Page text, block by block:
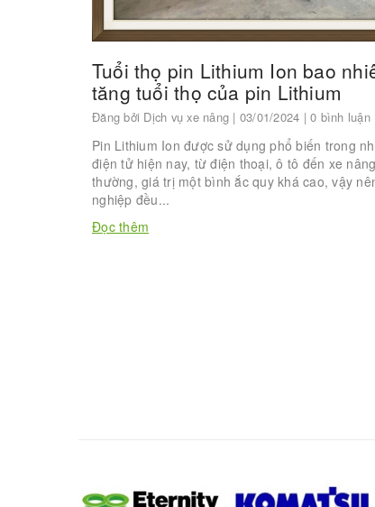
Tuổi thọ pin Lithium Ion bao
tăng tuổi thọ của pin Lithium
Đăng bởi Dịch vụ xe nâng | 03/01/2024 | 0 bình luận
Pin Lithium Ion được sử dụng phổ biến trong
điện tử hiện nay, từ điện thoại, ô tô đến xe
thường, giá trị một bình ắc quy khá cao, vậy
nghiệp đều...
Đọc thêm